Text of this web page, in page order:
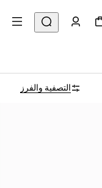
التصفية والفرز